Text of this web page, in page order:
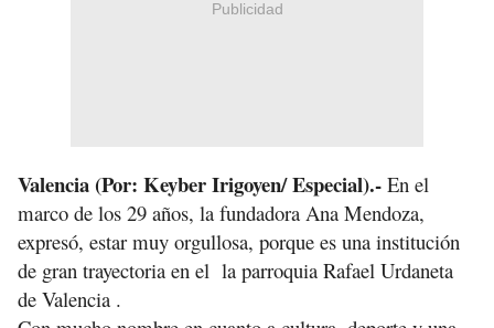
Publicidad
Valencia (Por: Keyber Irigoyen/ Especial).- En el
marco de los 29 años, la fundadora Ana Mendoza,
expresó, estar muy orgullosa, porque es una institución
de gran trayectoria en el la parroquia Rafael Urdaneta
de Valencia .